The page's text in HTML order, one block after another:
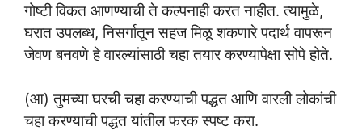
गोष्टी विकत आणण्याची ते कल्पनाही करत नाहीत. त्यामुळे,
घरात उपलब्ध, निसर्गातून सहज मिळू शकणारे पदार्थ वापरून
जेवण बनवणे हे वारल्यांसाठी चहा तयार करण्यापेक्षा सोपे होते.
(आ) तुमच्या घरची चहा करण्याची पद्धत आणि वारली लोकांची
चहा करण्याची पद्धत यांतील फरक स्पष्ट करा.